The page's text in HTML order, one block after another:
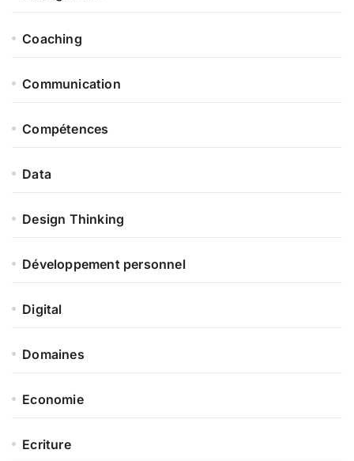
Coaching
Communication
Compétences
Data
Design Thinking
Développement personnel
Digital
Domaines
Economie
Ecriture